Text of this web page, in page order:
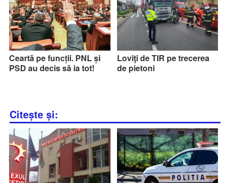
Ceartă pe funcții. PNL și
PSD au decis să ia tot!
Loviţi de TIR pe trecerea
de pietoni
Citește și: